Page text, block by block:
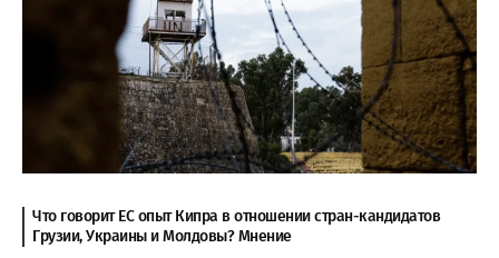
Что говорит ЕС опыт Кипра в отношении стран-кандидатов
Грузии, Украины и Молдовы? Мнение